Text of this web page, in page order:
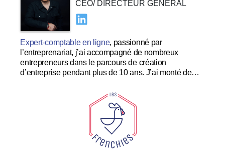
CEO/ DIRECTEUR GÉNÉRAL
Expert-comptable en ligne, passionné par
l’entreprenariat, j’ai accompagné de nombreux
entrepreneurs dans le parcours de création
d’entreprise pendant plus de 10 ans. J’ai monté de
concentrer dans le développement et l’expérience
utilisateur au sein des Tricolores.